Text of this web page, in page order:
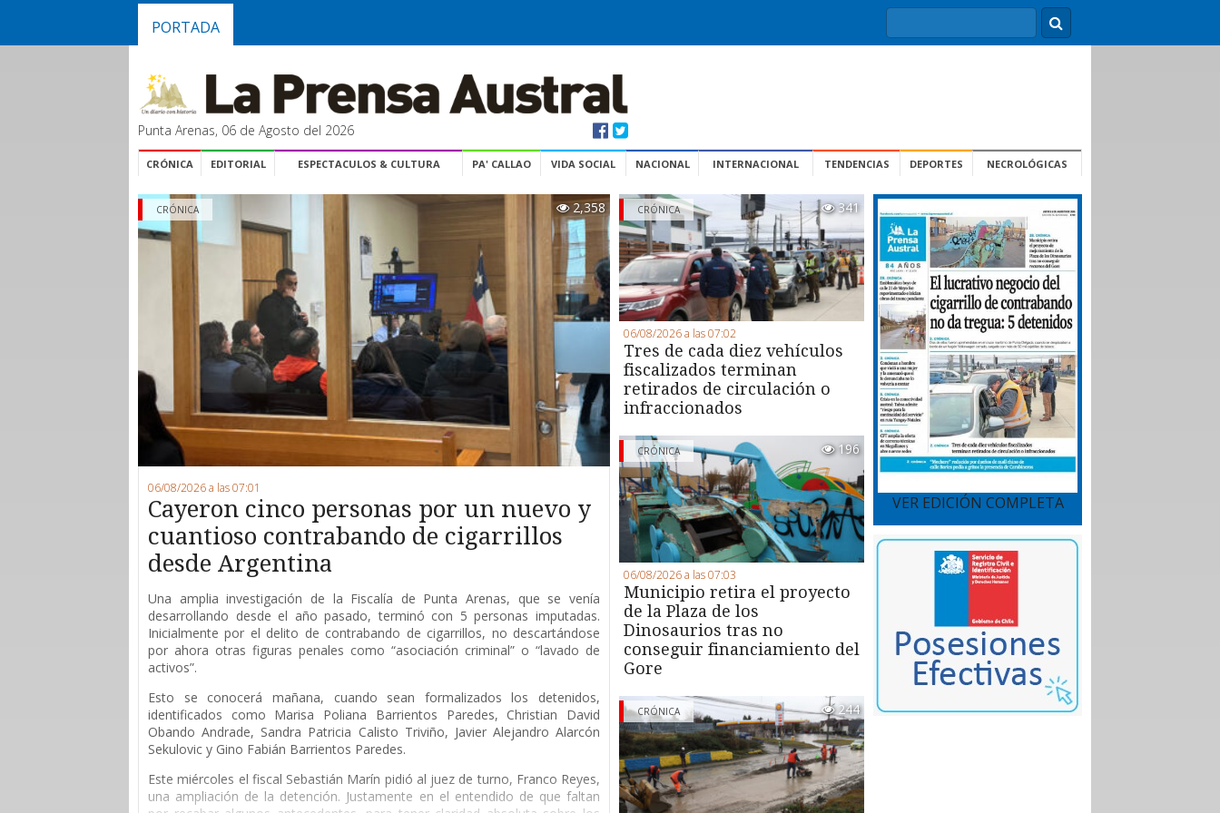
PORTADA
Punta Arenas, 06 de Agosto del 2026
CRÓNICA EDITORIAL ESPECTACULOS & CULTURA PA' CALLAO VIDA SOCIAL NACIONAL INTERNACIONAL TENDENCIAS DEPORTES NECROLÓGICAS
2,358
CRÓNICA
06/08/2026 a las 07:01
Cayeron cinco personas por un nuevo y
cuantioso contrabando de cigarrillos
desde Argentina
Una amplia investigación de la Fiscalía de Punta Arenas, que se venía
desarrollando desde el año pasado, terminó con 5 personas imputadas.
Inicialmente por el delito de contrabando de cigarrillos, no descartándose
por ahora otras figuras penales como “asociación criminal” o “lavado de
activos”.
Esto se conocerá mañana, cuando sean formalizados los detenidos,
identificados como Marisa Poliana Barrientos Paredes, Christian David
Obando Andrade, Sandra Patricia Calisto Triviño, Javier Alejandro Alarcón
Sekulovic y Gino Fabián Barrientos Paredes.
Este miércoles el fiscal Sebastián Marín pidió al juez de turno, Franco Reyes,
una ampliación de la detención. Justamente en el entendido de que faltan
CRÓNICA 341
06/08/2026 a las 07:02
Tres de cada diez vehículos
fiscalizados terminan
retirados de circulación o
infraccionados
CRÓNICA 196
06/08/2026 a las 07:03
Municipio retira el proyecto
de la Plaza de los
Dinosaurios tras no
conseguir financiamiento del
Gore
CRÓNICA 244
VER EDICIÓN COMPLETA